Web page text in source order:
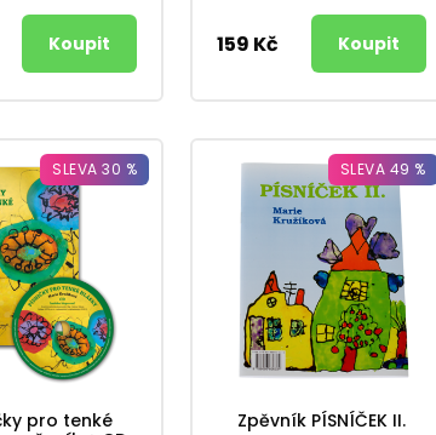
159 Kč
SLEVA 30 %
pro tenké
SLEVA 49 %
Zpěvník PÍSNÍČEK II.